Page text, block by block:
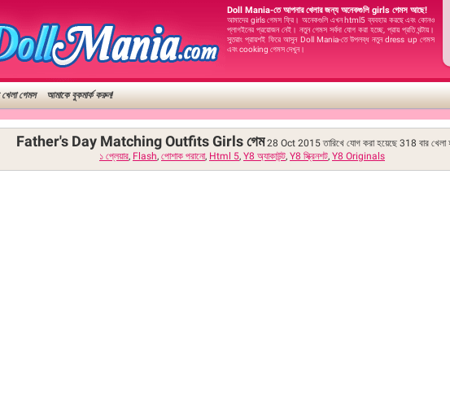
Doll Mania-তে আপনার খেলার জন্য অনেকগুলি girls গেমস আছে!
আমাদের girls গেমস ফ্রি। অনেকগুলি এখন html5 ব্যবহার করছে এবং কোনও
প্লাগইনের প্রয়োজন নেই। নতুন গেমস সর্বদা যোগ করা হচ্ছে, প্রায় প্রতি ঘন্টায়।
সুতরাং প্রায়শই ফিরে আসুন Doll Mania-তে উপলব্ধ নতুন dress up গেমস
এবং cooking গেমস দেখুন।
খেলা গেমস আমাকে বুকমার্ক করুন!
Father's Day Matching Outfits Girls গেম 28 Oct 2015 তারিখে যোগ করা হয়েছে 318 বার খেলা
১ প্লেয়ার, Flash, পোশাক পরানো, Html 5, Y8 অ্যাকাউন্ট, Y8 স্ক্রিনশট, Y8 Originals